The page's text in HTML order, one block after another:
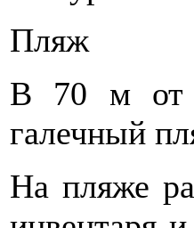
Пляж
В 70 м от
галечный
На пляже